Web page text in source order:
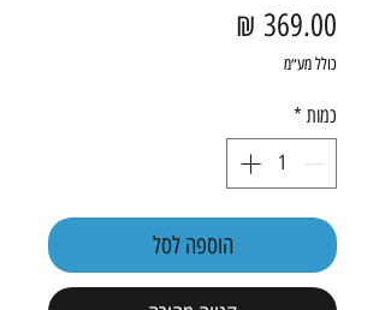
כולל מע״מ
כמות *
הוספה לסל